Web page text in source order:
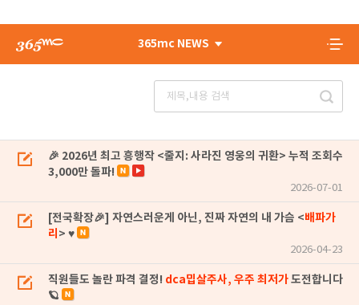
365mc NEWS
🎉 2026년 최고 흥행작 <줄지: 사라진 영웅의 귀환> 누적 조회수
3,000만 돌파!
2026-07-01
[전국확장🎉] 자연스러운게 아닌, 진짜 자연의 내 가슴 <배파가
리 > ♥
2026-04-23
직원들도 놀란 파격 결정! dca밉살주사, 우주 최저가도전합니다
🪐